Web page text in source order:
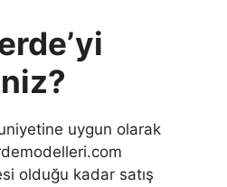
uygun olarak
olduğu kadar satış